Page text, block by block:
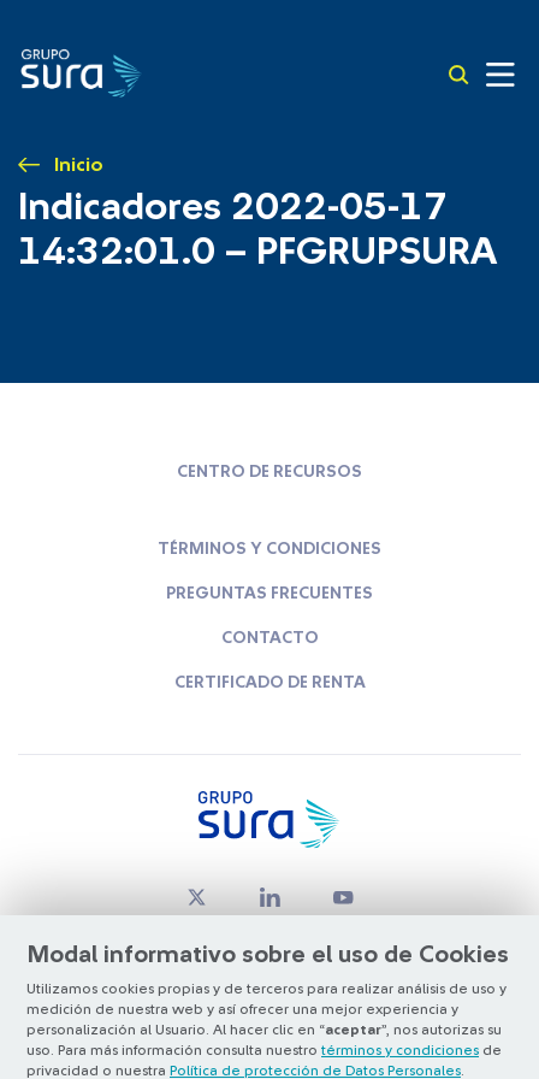
Inicio
Indicadores 2022-05-17
14:32:01.0 – PFGRUPSURA
Modal informativo sobre el uso de Cookies
Utilizamos cookies propias y de terceros para realizar análisis de uso y
medición de nuestra web y así ofrecer una mejor experiencia y
personalización al Usuario. Al hacer clic en “aceptar”, nos autorizas su
uso. Para más información consulta nuestro términos y condiciones de
privacidad o nuestra Política de protección de Datos Personales
CENTRO DE RECURSOS
TÉRMINOS Y CONDICIONES
PREGUNTAS FRECUENTES
CONTACTO
CERTIFICADO DE RENTA
© Copyright Grupo SURA 2026